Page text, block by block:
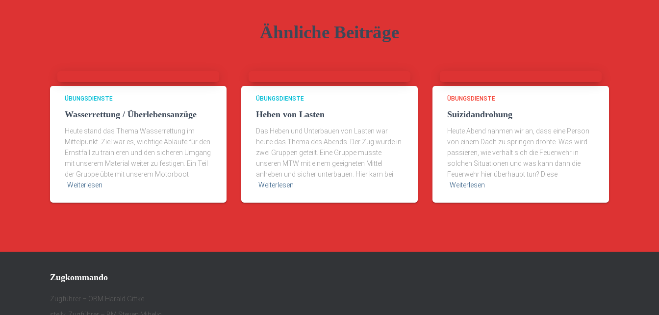
Ähnliche Beiträge
ÜBUNGSDIENSTE
Wasserrettung / Überlebensanzüge
Heute stand das Thema Wasserrettung im
Mittelpunkt. Ziel war es, wichtige Abläufe für den
Ernstfall zu trainieren und den sicheren Umgang
mit unserem Material weiter zu festigen. Ein Teil
der Gruppe übte mit unserem Motorboot
Weiterlesen
ÜBUNGSDIENSTE
Heben von Lasten
Das Heben und Unterbauen von Lasten war
heute das Thema des Abends. Der Zug wurde in
zwei Gruppen geteilt. Eine Gruppe musste
unseren MTW mit einem geeigneten Mittel
anheben und sicher unterbauen. Hier kam bei
Weiterlesen
ÜBUNGSDIENSTE
Suizidandrohung
Heute Abend nahmen wir an, dass eine Person
von einem Dach zu springen drohte. Was wird
passieren, wie verhält sich die Feuerwehr in
solchen Situationen und was kann dann die
Feuerwehr hier überhaupt tun? Diese
Weiterlesen
Zugkommando
Zugführer – OBM Harald Gittke